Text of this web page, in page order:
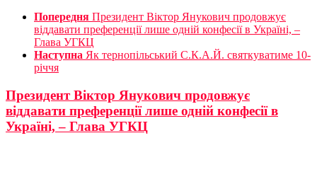
Попередня Президент Віктор Янукович продовжує
віддавати преференції лише одній конфесії в Україні, –
Глава УГКЦ
Наступна Як тернопільський С.К.А.Й. святкуватиме 10-
річчя
Президент Віктор Янукович продовжує
віддавати преференції лише одній конфесії в
Україні, – Глава УГКЦ